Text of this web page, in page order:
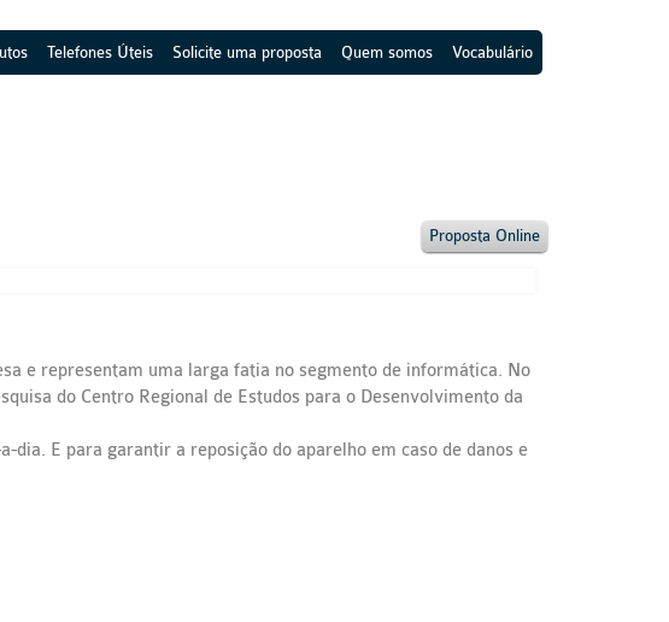
Telefones Úteis Solicite uma proposta Quem somos Vocabulário
Proposta Online
e representam uma larga fatia no segmento de informática. No
do Centro Regional de Estudos para o Desenvolvimento da
E para garantir a reposição do aparelho em caso de danos e